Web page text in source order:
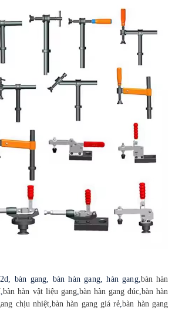
bàn gang, bàn hàn gang, hàn gang,bàn hàn
,bàn hàn vật liệu gang, bàn hàn gang đúc, bàn hàn
chịu nhiệt,bàn hàn gang giá rẻ ,bàn hàn gang